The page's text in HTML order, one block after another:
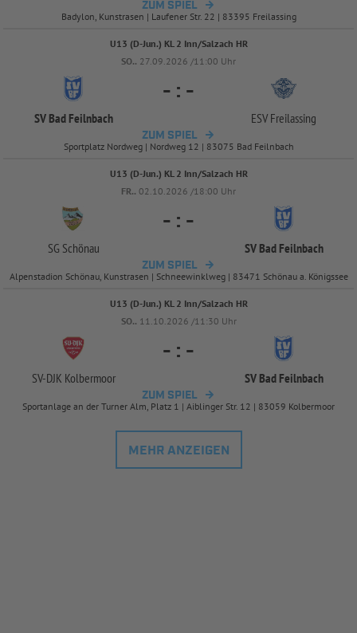
ZUM SPIEL
Badylon, Kunstrasen | Laufener Str. 22 | 83395 Freilassing
U13 (D-Jun.) KL 2 Inn/Salzach HR
SO.. 27.09.2026 /11:00 Uhr
SV Bad Feilnbach
- : -
ESV Freilassing
ZUM SPIEL
Sportplatz Nordweg | Nordweg 12 | 83075 Bad Feilnbach
U13 (D-Jun.) KL 2 Inn/Salzach HR
FR.. 02.10.2026 /18:00 Uhr
SG Schönau
- : -
SV Bad Feilnbach
ZUM SPIEL
Alpenstadion Schönau, Kunstrasen | Schneewinklweg | 83471 Schönau a. Königssee
U13 (D-Jun.) KL 2 Inn/Salzach HR
SO.. 11.10.2026 /11:30 Uhr
SV-DJK Kolbermoor
- : -
SV Bad Feilnbach
ZUM SPIEL
Sportanlage an der Turner Alm, Platz 1 | Aiblinger Str. 12 | 83059 Kolbermoor
MEHR ANZEIGEN